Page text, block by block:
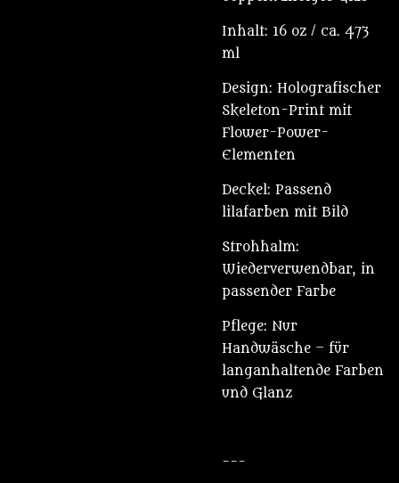
Inhalt: 16 oz / ca. 473
ml
Design: Holografischer
Skeleton-Print mit
Flower-Power-
Elementen
Deckel: Passend
lilafarben mit Bild
Strohhalm:
Wiederverwendbar, in
passender Farbe
Pflege: Nur
Handwäsche – für
langanhaltende Farben
und Glanz
---